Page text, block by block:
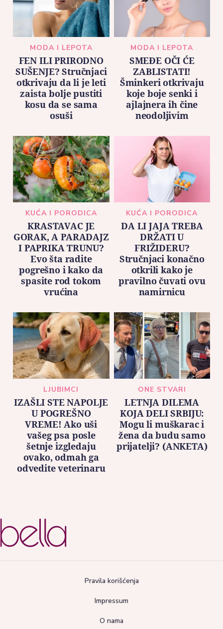
MODA I LEPOTA
FEN ILI PRIRODNO
SUŠENJE? Stručnjaci
otkrivaju da li je leti
zaista bolje pustiti
kosu da se sama
osuši
MODA I LEPOTA
SMEĐE OČI ĆE
ZABLISTATI!
Šminkeri otkrivaju
koje boje senki i
ajlajnera ih čine
neodoljivim
KUĆA I PORODICA
KRASTAVAC JE
GORAK, A PARADAJZ
I PAPRIKA TRUNU?
Evo šta radite
pogrešno i kako da
spasite rod tokom
vrućina
KUĆA I PORODICA
DA LI JAJA TREBA
DRŽATI U
FRIŽIDERU?
Stručnjaci konačno
otkrili kako je
pravilno čuvati ovu
namirnicu
LJUBIMCI
IZAŠLI STE NAPOLJE
U POGREŠNO
VREME! Ako uši
vašeg psa posle
šetnje izgledaju
ovako, odmah ga
odvedite veterinaru
ONE STVARI
LETNJA DILEMA
KOJA DELI SRBIJU:
Mogu li muškarac i
žena da budu samo
prijatelji? (ANKETA)
Pravila korišćenja
Impressum
O nama